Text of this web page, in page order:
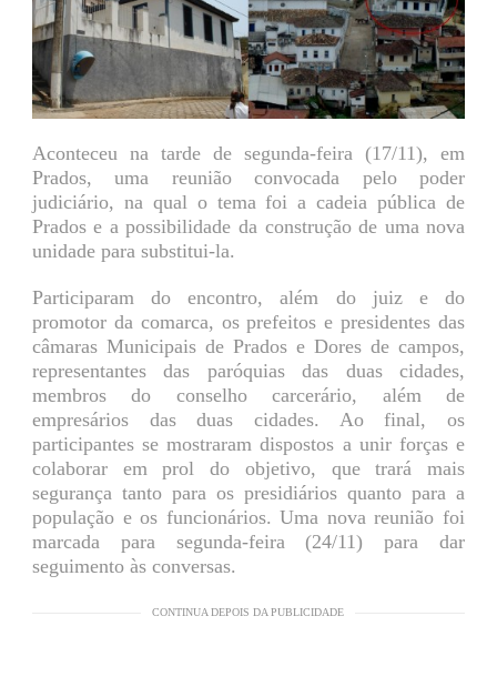
Aconteceu na tarde de segunda-feira (17/11), em
Prados, uma reunião convocada pelo poder
judiciário, na qual o tema foi a cadeia pública de
Prados e a possibilidade da construção de uma nova
unidade para substitui-la.
Participaram do encontro, além do juiz e do
promotor da comarca, os prefeitos e presidentes das
câmaras Municipais de Prados e Dores de campos,
representantes das paróquias das duas cidades,
membros do conselho carcerário, além de
empresários das duas cidades. Ao final, os
participantes se mostraram dispostos a unir forças e
colaborar em prol do objetivo, que trará mais
segurança tanto para os presidiários quanto para a
população e os funcionários. Uma nova reunião foi
marcada para segunda-feira (24/11) para dar
seguimento às conversas.
CONTINUA DEPOIS DA PUBLICIDADE